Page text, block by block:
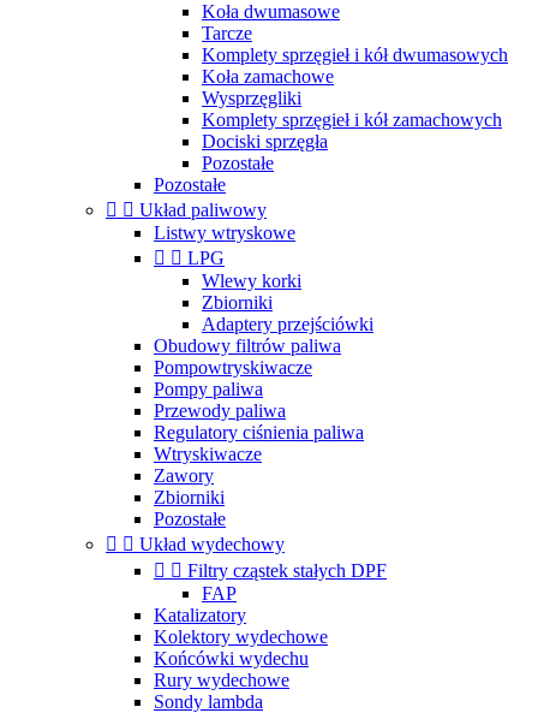
Koła dwumasowe
Tarcze
Komplety sprzęgieł i kół dwumasowych
Koła zamachowe
Wysprzęgliki
Komplety sprzęgieł i kół zamachowych
Dociski sprzęgła
Pozostałe
Pozostałe
  Układ paliwowy
Listwy wtryskowe
  LPG
Wlewy korki
Zbiorniki
Adaptery przejściówki
Obudowy filtrów paliwa
Pompowtryskiwacze
Pompy paliwa
Przewody paliwa
Regulatory ciśnienia paliwa
Wtryskiwacze
Zawory
Zbiorniki
Pozostałe
  Układ wydechowy
  Filtry cząstek stałych DPF
FAP
Katalizatory
Kolektory wydechowe
Końcówki wydechu
Rury wydechowe
Sondy lambda